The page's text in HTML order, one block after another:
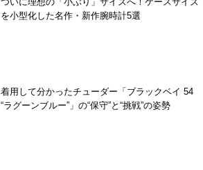
を小型化した名作・新作腕時計5選
着用して分かったチューダー「ブラックベイ 54
“ラグーンブルー”」の“保守”と“挑戦”の姿勢